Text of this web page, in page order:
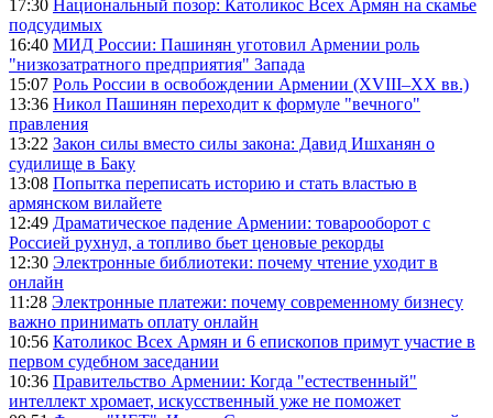
17:30 Национальный позор: Католикос Всех Армян на скамье
подсудимых
16:40 МИД России: Пашинян уготовил Армении роль
"низкозатратного предприятия" Запада
15:07 Роль России в освобождении Армении (XVIII–XX вв.)
13:36 Никол Пашинян переходит к формуле "вечного"
правления
13:22 Закон силы вместо силы закона: Давид Ишханян о
судилище в Баку
13:08 Попытка переписать историю и стать властью в
армянском вилайете
12:49 Драматическое падение Армении: товарооборот с
Россией рухнул, а топливо бьет ценовые рекорды
12:30 Электронные библиотеки: почему чтение уходит в
онлайн
11:28 Электронные платежи: почему современному бизнесу
важно принимать оплату онлайн
10:56 Католикос Всех Армян и 6 епископов примут участие в
первом судебном заседании
10:36 Правительство Армении: Когда "естественный"
интеллект хромает, искусственный уже не поможет